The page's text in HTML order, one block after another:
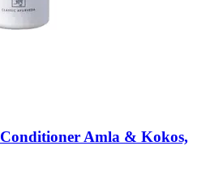
Conditioner Amla & Kokos,